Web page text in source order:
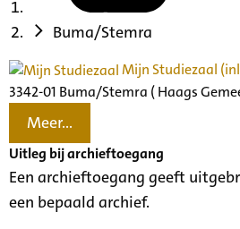
Buma/Stemra
Mijn Studiezaal
3342-01 Buma/Stemra ( Haags
Meer...
Uitleg bij archieftoegang
Een archieftoegang geeft
een bepaald archief.